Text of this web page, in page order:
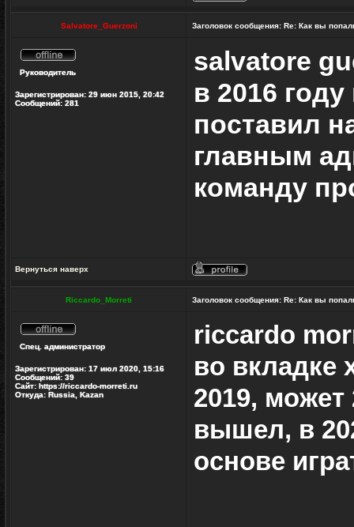
Salvatore_Guerzoni Заголовок сообщения: Re: Как вы
Руководитель
Зарегистрирован: 29 июн 2015, 20:42
Сообщений: 281
salvatore
в 2016
поставил
главным
команду
Вернуться наверх
Riccardo_Morreti Заголовок сообщения: Re: Как вы
в
Спец. администратор
Зарегистрирован: 17 июл 2020, 15:16
Сообщений: 39
Сайт: https://riccardo-morreti.ru
Откуда: Russia, Kazan
riccardo
во вкладке
2019,
вышел, в
основе